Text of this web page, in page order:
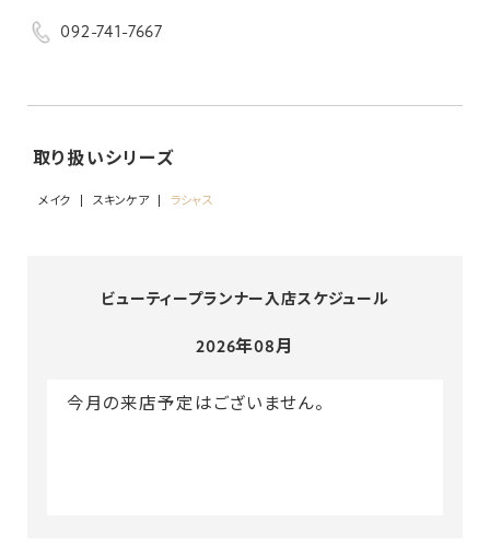
092-741-7667
取り扱いシリーズ
メイク スキンケア ラシャス
ビューティープランナー入店スケジュール
2026年08月
今月の来店予定はございません。